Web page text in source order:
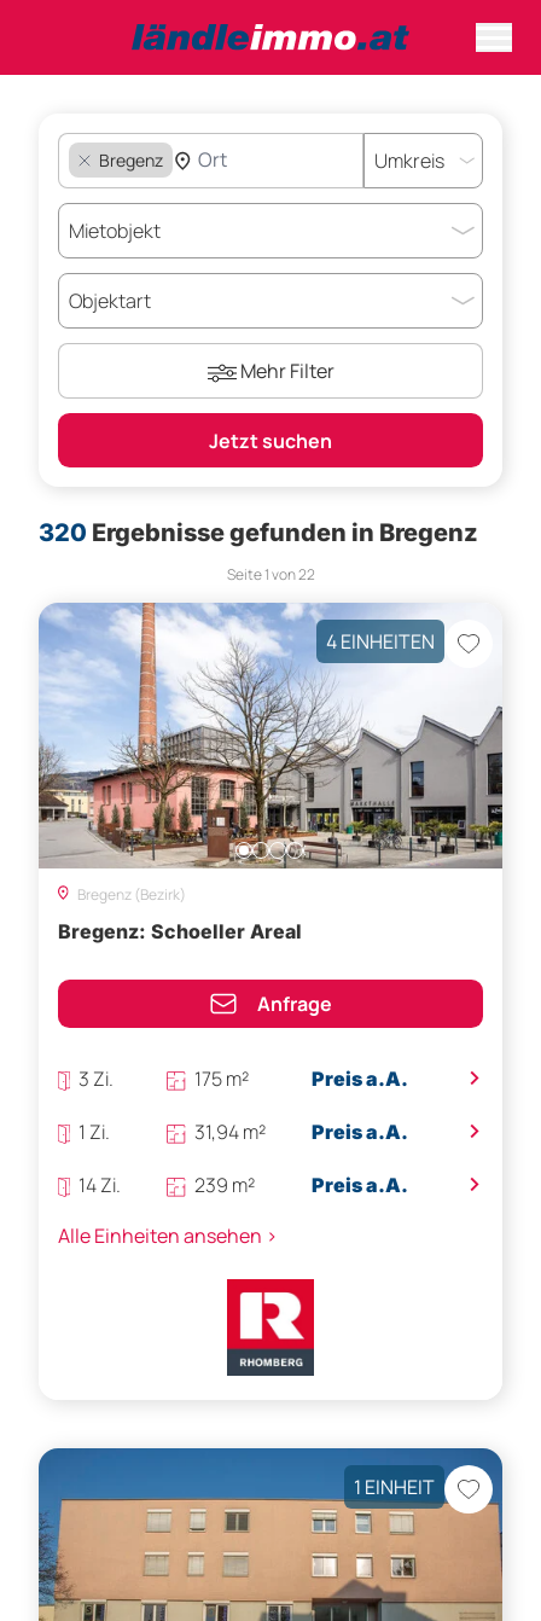
Bregenz
Mehr Filter
Jetzt suchen
320 Ergebnisse gefunden in Bregenz
Seite1von22
4 EINHEITEN
Bregenz (Bezirk)
Bregenz: Schoeller Areal
Anfrage
3 Zi. 175 m² Preis a.A. >
1 Zi. 31,94 m² Preis a.A. >
14 Zi. 239 m² Preis a.A. >
Alle Einheiten ansehen >
1 EINHEIT